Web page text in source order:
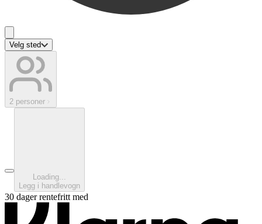
Velg sted
2 personer
Loading...
Legg i handlevogn
30 dager rentefritt med